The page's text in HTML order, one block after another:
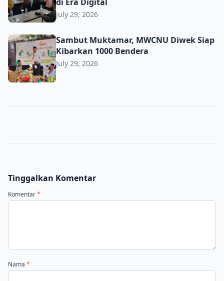
July 29, 2026
Sambut Muktamar, MWCNU Diwek Siap Kibarkan 1000
Sambut Muktamar, MWCNU Diwek Siap
Kibarkan 1000 Bendera
July 29, 2026
Tinggalkan Komentar
Komentar*
Nama *